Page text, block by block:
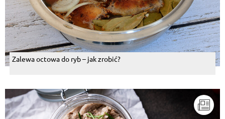
Zalewa octowa do ryb – jak zrobić?